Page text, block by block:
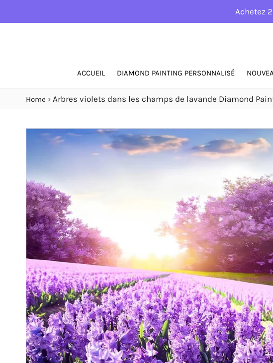
Achetez
ACCUEIL DIAMOND PAINTING PERSONNALISÉ
Home › Arbres violets dans les champs de lavande Diamond